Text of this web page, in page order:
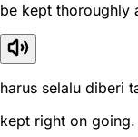
be kept thoroughly
harus selalu diberi
kept right on going.